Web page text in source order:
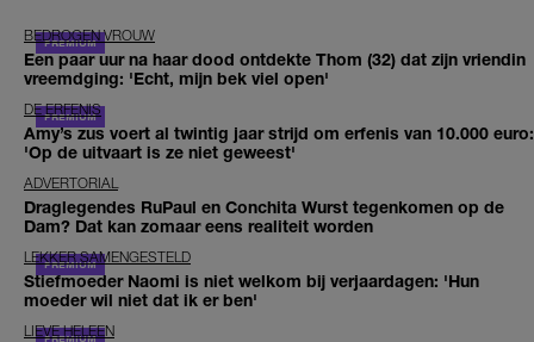
BEDROGEN VROUW
Een paar uur na haar dood ontdekte Thom (32) dat zijn vriendin
vreemdging: 'Echt, mijn bek viel open'
DE ERFENIS
Amy’s zus voert al twintig jaar strijd om erfenis van 10.000 euro:
'Op de uitvaart is ze niet geweest'
ADVERTORIAL
Draglegendes RuPaul en Conchita Wurst tegenkomen op de
Dam? Dat kan zomaar eens realiteit worden
LEKKER SAMENGESTELD
Stiefmoeder Naomi is niet welkom bij verjaardagen: 'Hun
moeder wil niet dat ik er ben'
LIEVE HELEEN